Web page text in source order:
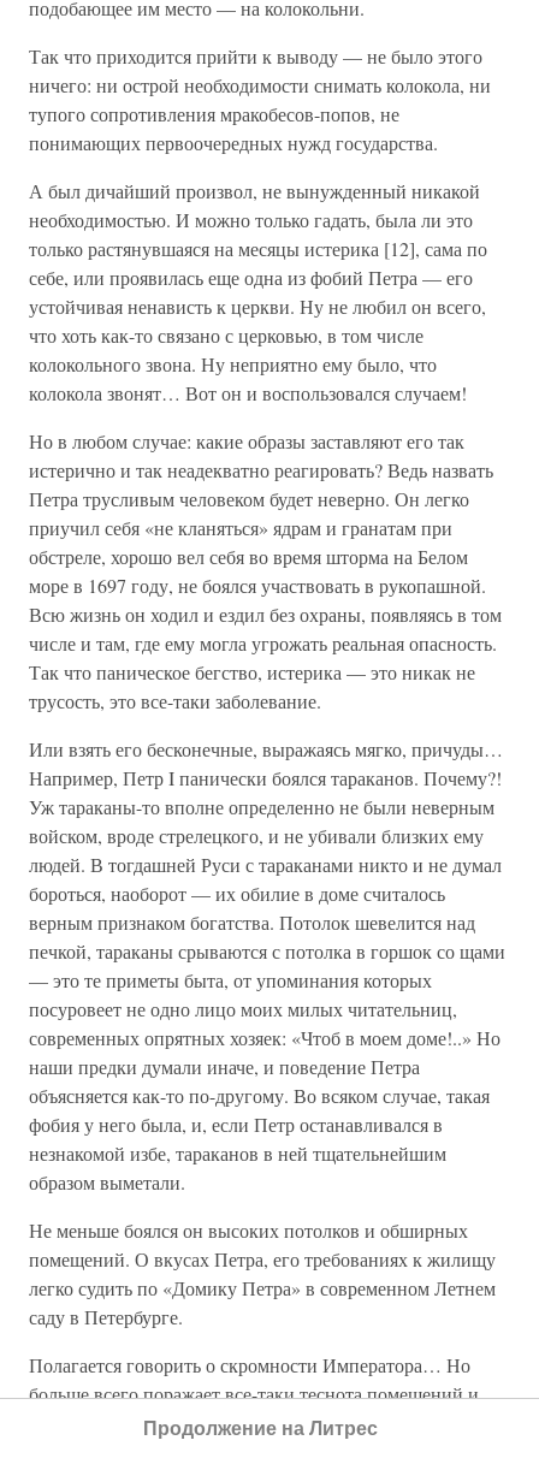
подобающее им место — на колокольни.
Так что приходится прийти к выводу — не было этого
ничего: ни острой необходимости снимать колокола, ни
тупого сопротивления мракобесов-попов, не
понимающих первоочередных нужд государства.
А был дичайший произвол, не вынужденный никакой
необходимостью. И можно только гадать, была ли это
только растянувшаяся на месяцы истерика [12], сама по
себе, или проявилась еще одна из фобий Петра — его
устойчивая ненависть к церкви. Ну не любил он всего,
что хоть как-то связано с церковью, в том числе
колокольного звона. Ну неприятно ему было, что
колокола звонят… Вот он и воспользовался случаем!
Но в любом случае: какие образы заставляют его так
истерично и так неадекватно реагировать? Ведь назвать
Петра трусливым человеком будет неверно. Он легко
приучил себя «не кланяться» ядрам и гранатам при
обстреле, хорошо вел себя во время шторма на Белом
море в 1697 году, не боялся участвовать в рукопашной.
Всю жизнь он ходил и ездил без охраны, появляясь в том
числе и там, где ему могла угрожать реальная опасность.
Так что паническое бегство, истерика — это никак не
трусость, это все-таки заболевание.
Или взять его бесконечные, выражаясь мягко, причуды…
Например, Петр I панически боялся тараканов. Почему?!
Уж тараканы-то вполне определенно не были неверным
войском, вроде стрелецкого, и не убивали близких ему
людей. В тогдашней Руси с тараканами никто и не думал
бороться, наоборот — их обилие в доме считалось
верным признаком богатства. Потолок шевелится над
печкой, тараканы срываются с потолка в горшок со щами
— это те приметы быта, от упоминания которых
посуровеет не одно лицо моих милых читательниц,
современных опрятных хозяек: «Чтоб в моем доме!..» Но
наши предки думали иначе, и поведение Петра
объясняется как-то по-другому. Во всяком случае, такая
фобия у него была, и, если Петр останавливался в
незнакомой избе, тараканов в ней тщательнейшим
образом выметали.
Не меньше боялся он высоких потолков и обширных
помещений. О вкусах Петра, его требованиях к жилищу
легко судить по «Домику Петра» в современном Летнем
саду в Петербурге.
Полагается говорить о скромности Императора… Но
больше всего поражает все-таки теснота помещений и
низкие потолки. А если Петру все-таки приходилось
Продолжение на Литрес